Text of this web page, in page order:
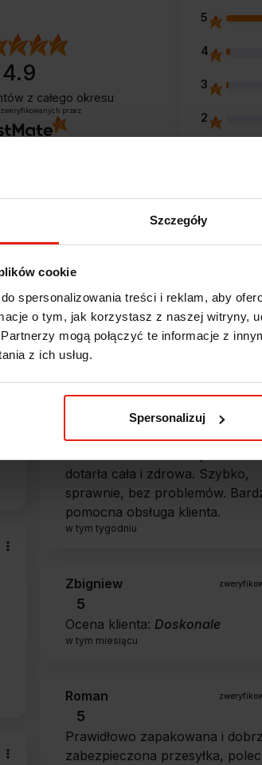
Szczegóły
cookie
spersonalizowania treści i reklam, aby
o tym, jak korzystasz z naszej witryny,
mogą połączyć te informacje z
z ich usług.
Spersonalizuj
4.9
z całego okresu
przez
5
4
3
2
Alicja
Jestem zaskoczona, że ta
dotarła cała i zdrowa. Szybko,
sprawnie, bez problemów.
pomocna obsługa klienta.
w tym tygodniu
Zbigniew
5
Ocena klienta: Doskonale
w tym miesiącu
Roman
5
Prawidłowo zapakowana i
zabezpieczona przesyłka,